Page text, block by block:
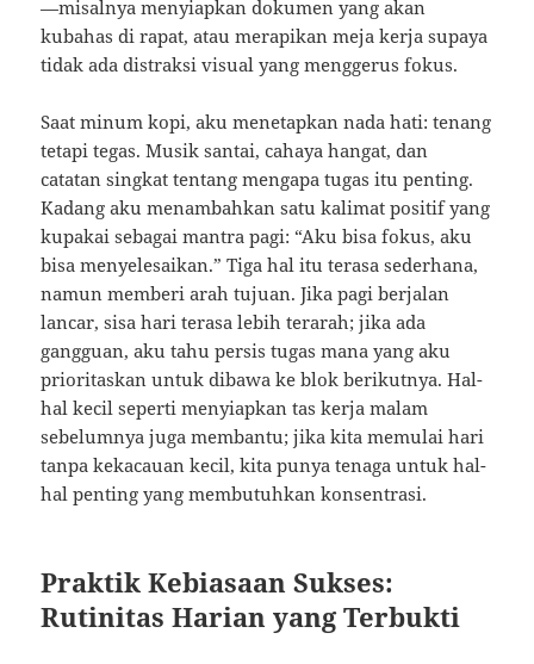
—misalnya menyiapkan dokumen yang akan
kubahas di rapat, atau merapikan meja kerja supaya
tidak ada distraksi visual yang menggerus fokus.
Saat minum kopi, aku menetapkan nada hati: tenang
tetapi tegas. Musik santai, cahaya hangat, dan
catatan singkat tentang mengapa tugas itu penting.
Kadang aku menambahkan satu kalimat positif yang
kupakai sebagai mantra pagi: “Aku bisa fokus, aku
bisa menyelesaikan.” Tiga hal itu terasa sederhana,
namun memberi arah tujuan. Jika pagi berjalan
lancar, sisa hari terasa lebih terarah; jika ada
gangguan, aku tahu persis tugas mana yang aku
prioritaskan untuk dibawa ke blok berikutnya. Hal-
hal kecil seperti menyiapkan tas kerja malam
sebelumnya juga membantu; jika kita memulai hari
tanpa kekacauan kecil, kita punya tenaga untuk hal-
hal penting yang membutuhkan konsentrasi.
Praktik Kebiasaan Sukses:
Rutinitas Harian yang Terbukti